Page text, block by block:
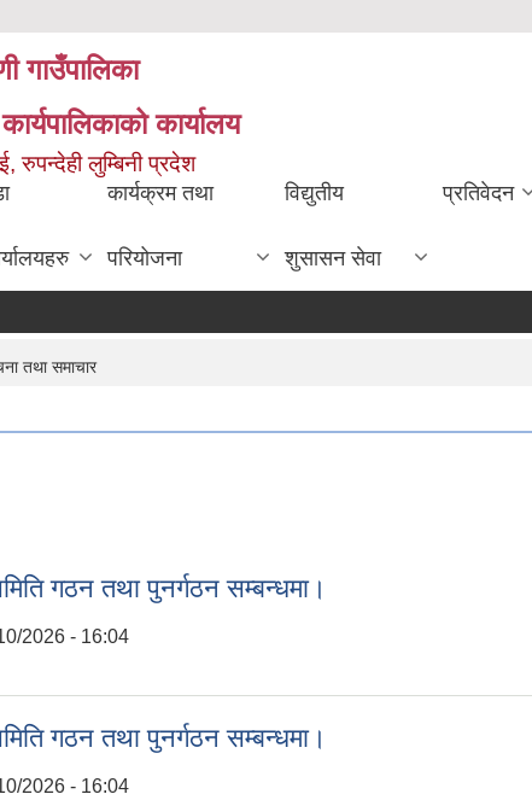
गाउँपालिका
कार्यालय
रुपन्देही लुम्बिनी प्रदेश
कार्यक्रम तथा
परियोजना
विद्युतीय
शुसासन सेवा
प्रतिवेदन
तथा समाचार
गठन तथा पुनर्गठन सम्बन्धमा।
2026 - 16:04
गठन तथा पुनर्गठन सम्बन्धमा।
2026 - 16:04